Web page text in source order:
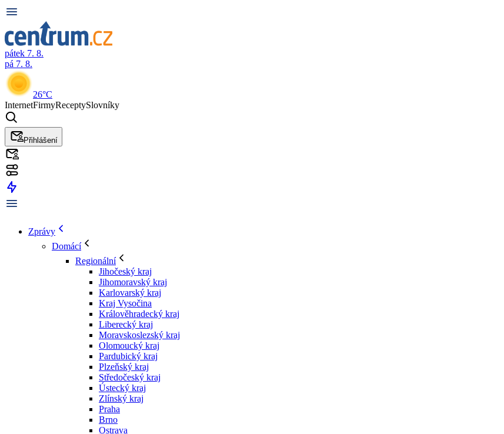
pátek 7. 8.
pá 7. 8.
26°C
InternetFirmyReceptySlovníky
Přihlášení
Zprávy
Domácí
Regionální
Jihočeský kraj
Jihomoravský kraj
Karlovarský kraj
Kraj Vysočina
Králověhradecký kraj
Liberecký kraj
Moravskoslezský kraj
Olomoucký kraj
Pardubický kraj
Plzeňský kraj
Středočeský kraj
Ústecký kraj
Zlínský kraj
Praha
Brno
Ostrava